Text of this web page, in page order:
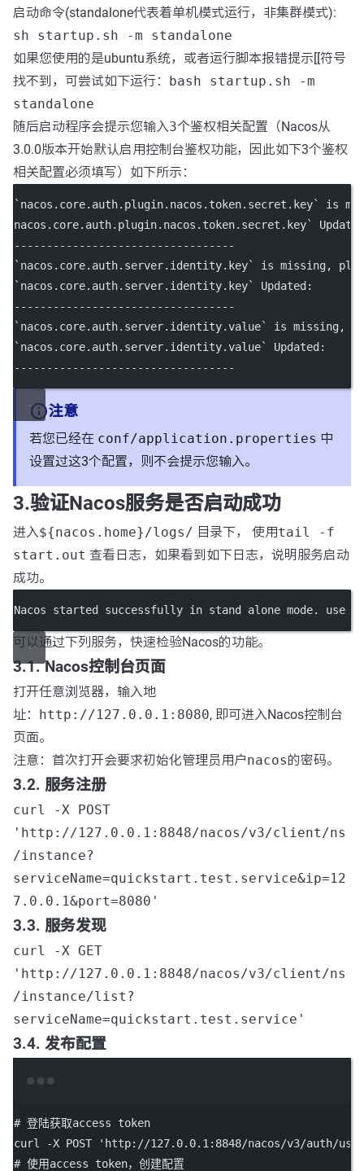
启动命令(standalone代表着单机模式运行，非集群模式):
sh startup.sh -m standalone
如果您使用的是ubuntu系统，或者运行脚本报错提示[[符号
找不到，可尝试如下运行： bash startup.sh -m
standalone
随后启动程序会提示您输入3个鉴权相关配置（Nacos从
3.0.0版本开始默认启用控制台鉴权功能，因此如下3个鉴权
相关配置必须填写）如下所示：
`nacos.core.auth.plugin.nacos.token.secret.key` is
nacos.core.auth.plugin.nacos.token.secret.key`
----------------------------------
`nacos.core.auth.server.identity.key` is missing,
`nacos.core.auth.server.identity.key` Updated:
----------------------------------
`nacos.core.auth.server.identity.value` is missing,
`nacos.core.auth.server.identity.value` Updated:
----------------------------------
注意
若您已经在 conf/application.properties 中
设置过这3个配置，则不会提示您输入。
3.验证Nacos服务是否启动成功
进入${nacos.home}/logs/ 目录下， 使用tail -f
start.out 查看日志，如果看到如下日志，说明服务启动
成功。
Nacos started successfully in stand alone mode. use
可以通过下列服务，快速检验Nacos的功能。
3.1. Nacos控制台页面
打开任意浏览器，输入地
址： http://127.0.0.1:8080, 即可进入Nacos控制台
页面。
注意：首次打开会要求初始化管理员用户nacos的密码。
3.2. 服务注册
curl -X POST
'http://127.0.0.1:8848/nacos/v3/client/ns
/instance?
serviceName=quickstart.test.service&ip=12
7.0.0.1&port=8080'
3.3. 服务发现
curl -X GET
'http://127.0.0.1:8848/nacos/v3/client/ns
/instance/list?
serviceName=quickstart.test.service'
3.4. 发布配置
# 登陆获取access token
curl
-X POST
'http://127.0.0.1:8848/nacos/v3/auth/
# 使用access token，创建配置